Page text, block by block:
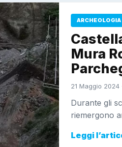
ARCHEOLOGIA
Mura
21 Maggio 2024
Durante gli
riemergono
Leggi